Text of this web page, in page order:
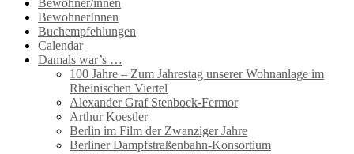
Bewohner/innen
BewohnerInnen
Buchempfehlungen
Calendar
Damals war’s …
100 Jahre – Zum Jahrestag unserer Wohnanlage im
Rheinischen Viertel
Alexander Graf Stenbock-Fermor
Arthur Koestler
Berlin im Film der Zwanziger Jahre
Berliner Dampfstraßenbahn-Konsortium